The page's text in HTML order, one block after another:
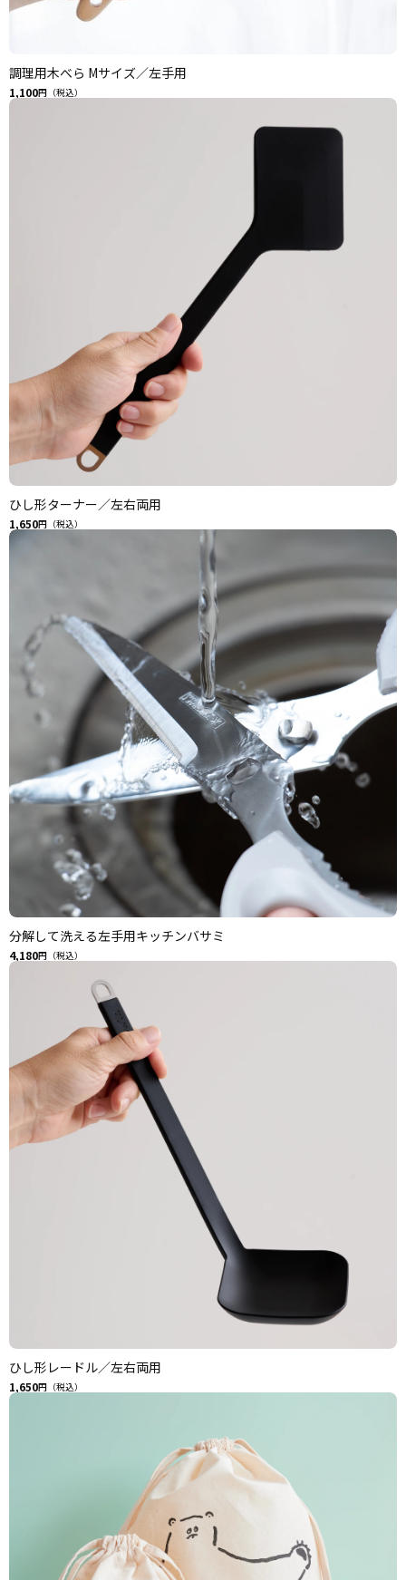
調理用木べら Mサイズ／左手用
1,100円（税込）
ひし形ターナー／左右両用
1,650円（税込）
分解して洗える左手用キッチンバサミ
4,180円（税込）
ひし形レードル／左右両用
1,650円（税込）